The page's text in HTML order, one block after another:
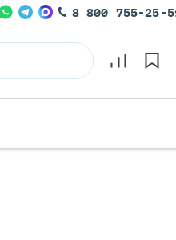
8 800 755-25-